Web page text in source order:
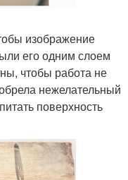
изображение
его одним слоем
чтобы работа не
нежелательный
поверхность